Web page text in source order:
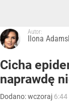
Autor:
Ilona
Cicha
naprawdę
Dodano:wczoraj 6:44